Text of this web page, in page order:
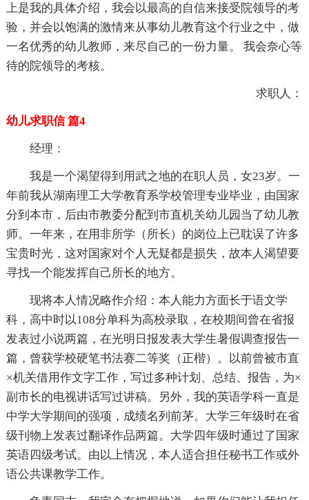
上是我的具体介绍，我会以最高的自信来接受院领导的考
验，并会以饱满的激情来从事幼儿教育这个行业之中，做
一名优秀的幼儿教师，来尽自己的一份力量。 我会奈心等
待的院领导的考核。
求职人：
幼儿求职信 篇4
经理：
我是一个渴望得到用武之地的在职人员，女23岁。一
年前我从湖南理工大学教育系学校管理专业毕业，由国家
分到本市，后由市教委分配到市直机关幼儿园当了幼儿教
师。一年来，在用非所学（所长）的岗位上已耽误了许多
宝贵时光，这对国家对个人无疑都是损失，故本人渴望要
寻找一个能发挥自己所长的地方。
现将本人情况略作介绍：本人能力方面长于语文学
科，高中时以108分单科为高校录取，在校期间曾在省报
发表过小说两篇，在光明日报发表大学生暑假调查报告一
篇，曾获学校硬笔书法赛二等奖（正楷）。以前曾被市直
×机关借用作文字工作，写过多种计划、总结、报告，为×
副市长的电视讲话写过讲稿。另外，我的英语学科一直是
中学大学期间的强项，成绩名列前茅。大学三年级时在省
级刊物上发表过翻译作品两篇。大学四年级时通过了国家
英语四级考试。由以上情况，本人适合担任秘书工作或外
语公共课教学工作。